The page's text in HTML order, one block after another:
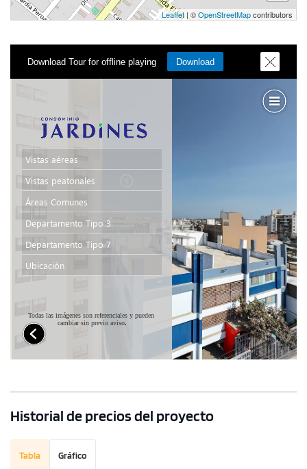
Leaflet| ©OpenStreetMapcontributors
Historial de precios del proyecto
Tabla Gráfico